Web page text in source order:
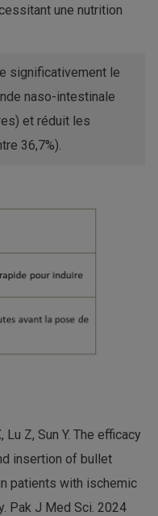
une nutrition
significativement le
naso-intestinale
et réduit les
36,7%).
Lu Z, Sun Y. The efficacy
insertion of bullet
patients with ischemic
Pak J Med Sci. 2024